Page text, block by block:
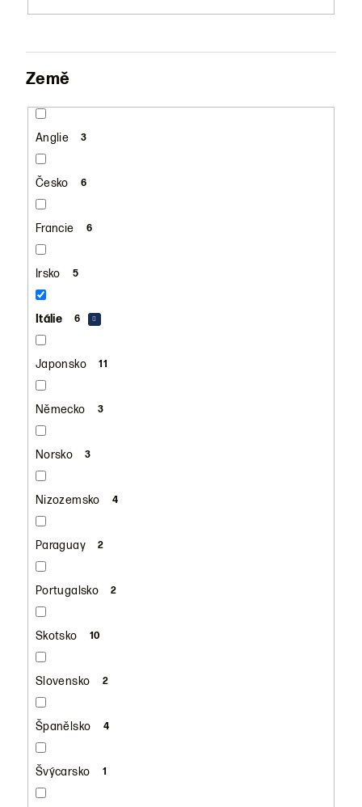
Země
Anglie 3
Česko 6
Francie 6
Irsko 5
Itálie 6
Japonsko 11
Německo 3
Norsko 3
Nizozemsko 4
Paraguay 2
Portugalsko 2
Skotsko 10
Slovensko 2
Španělsko 4
Švýcarsko 1